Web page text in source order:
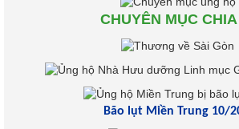
CHUYÊN MỤC
Bão lụt Miền Trung 10/